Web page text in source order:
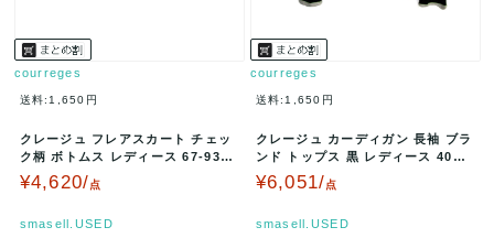
courreges
送料:1,650円
クレージュ フレアスカート チェッ
ク柄 ボトムス レディース 67-93サ
イズ クリーム×ブラック …
¥4,620/点
smasell.USED
courreges
送料:1,650円
クレージュ カーディガン 長袖 ブラ
ンド トップス 黒 レディース 40サ
イズ ブラック courr…
¥6,051/点
smasell.USED